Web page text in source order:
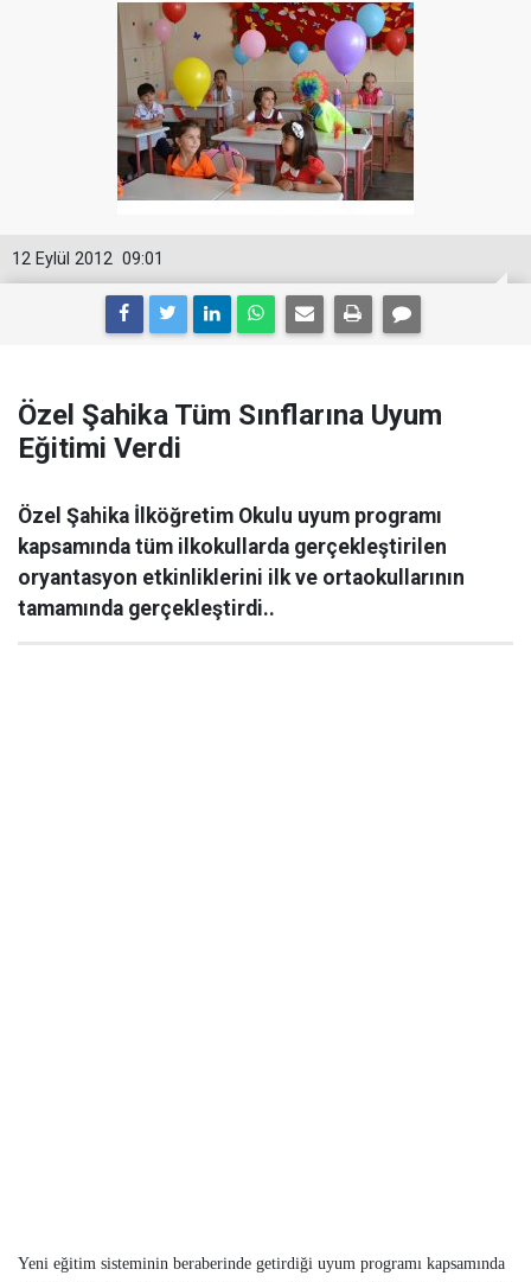
09:01
12 Eylül 2012
Özel Şahika Tüm Sınflarına Uyum
Eğitimi Verdi
Özel Şahika İlköğretim Okulu uyum programı
kapsamında tüm ilkokullarda gerçekleştirilen
oryantasyon etkinliklerini ilk ve ortaokullarının
tamamında gerçekleştirdi..
Yeni eğitim sisteminin beraberinde getirdiği uyum programı kapsamında